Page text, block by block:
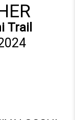
Trail